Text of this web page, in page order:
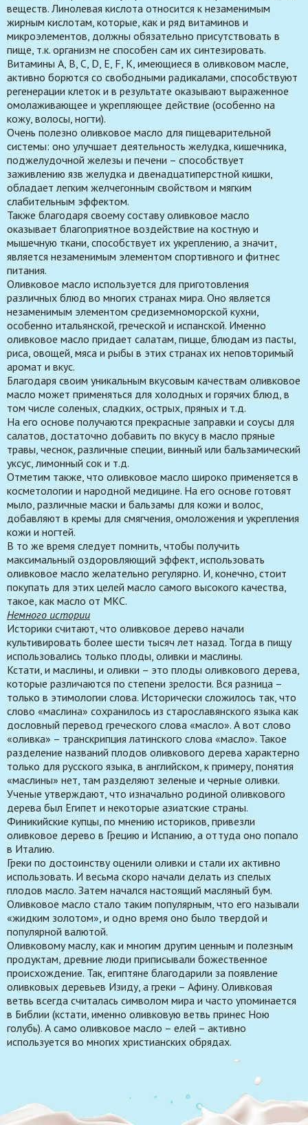
веществ. Линолевая кислота относится к незаменимым
жирным кислотам, которые, как и ряд витаминов и
микроэлементов, должны обязательно присутствовать в
пище, т.к. организм не способен сам их синтезировать.
Витамины A, B, C, D, E, F, K, имеющиеся в оливковом масле,
активно борются со свободными радикалами, способствуют
регенерации клеток и в результате оказывают выраженное
омолаживающее и укрепляющее действие (особенно на
кожу, волосы, ногти).
Очень полезно оливковое масло для пищеварительной
системы: оно улучшает деятельность желудка, кишечника,
поджелудочной железы и печени – способствует
заживлению язв желудка и двенадцатиперстной кишки,
обладает легким желчегонным свойством и мягким
слабительным эффектом.
Также благодаря своему составу оливковое масло
оказывает благоприятное воздействие на костную и
мышечную ткани, способствует их укреплению, а значит,
является незаменимым элементом спортивного и фитнес
питания.
Оливковое масло используется для приготовления
различных блюд во многих странах мира. Оно является
незаменимым элементом средиземноморской кухни,
особенно итальянской, греческой и испанской. Именно
оливковое масло придает салатам, пицце, блюдам из пасты,
риса, овощей, мяса и рыбы в этих странах их неповторимый
аромат и вкус.
Благодаря своим уникальным вкусовым качествам оливковое
масло может применяться для холодных и горячих блюд, в
том числе соленых, сладких, острых, пряных и т.д.
На его основе получаются прекрасные заправки и соусы для
салатов, достаточно добавить по вкусу в масло пряные
травы, чеснок, различные специи, винный или бальзамический
уксус, лимонный сок и т.д.
Отметим также, что оливковое масло широко применяется в
косметологии и народной медицине. На его основе готовят
мыло, различные маски и бальзамы для кожи и волос,
добавляют в кремы для смягчения, омоложения и укрепления
кожи и ногтей.
В то же время следует помнить, чтобы получить
максимальный оздоровляющий эффект, использовать
оливковое масло желательно регулярно. И, конечно, стоит
покупать для этих целей масло самого высокого качества,
такое, как масло от МКС.
Немного истории
Историки считают, что оливковое дерево начали
культивировать более шести тысяч лет назад. Тогда в пищу
использовались только плоды, оливки и маслины.
Кстати, и маслины, и оливки – это плоды оливкового дерева,
которые различаются по степени зрелости. Вся разница –
только в этимологии слова. Исторически сложилось так, что
слово «маслина» сохранилось из старославянского языка как
дословный перевод греческого слова «масло». А вот слово
«оливка» – транскрипция латинского слова «масло». Такое
разделение названий плодов оливкового дерева характерно
только для русского языка, в английском, к примеру, понятия
«маслины» нет, там разделяют зеленые и черные оливки.
Ученые утверждают, что изначально родиной оливкового
дерева был Египет и некоторые азиатские страны.
Финикийские купцы, по мнению историков, привезли
оливковое дерево в Грецию и Испанию, а оттуда оно попало
в Италию.
Греки по достоинству оценили оливки и стали их активно
использовать. И весьма скоро начали делать из спелых
плодов масло. Затем начался настоящий масляный бум.
Оливковое масло стало таким популярным, что его называли
«жидким золотом», и одно время оно было твердой и
популярной валютой.
Оливковому маслу, как и многим другим ценным и полезным
продуктам, древние люди приписывали божественное
происхождение. Так, египтяне благодарили за появление
оливковых деревьев Изиду, а греки – Афину. Оливковая
ветвь всегда считалась символом мира и часто упоминается
в Библии (кстати, именно оливковую ветвь принес Ною
голубь). А само оливковое масло – елей – активно
используется во многих христианских обрядах.